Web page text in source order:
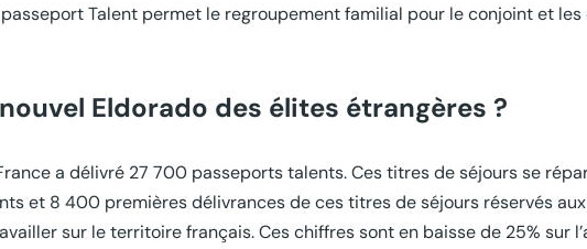
Talent permet le regroupement familial pour le conjoint et les
Eldorado des élites étrangères ?
a délivré 27 700 passeports talents. Ces titres de séjours se
et 8 400 premières délivrances de ces titres de séjours réservés
sur le territoire français. Ces chiffres sont en baisse de 25% sur